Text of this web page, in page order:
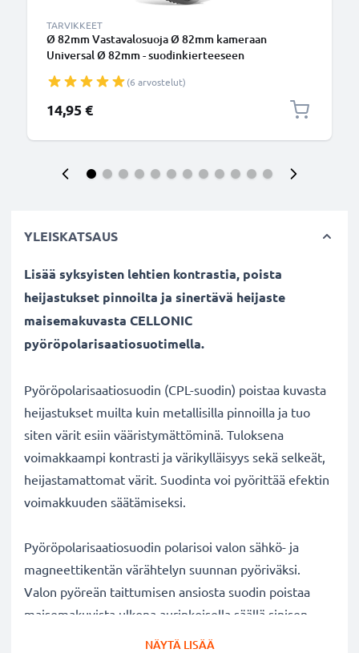
TARVIKKEET
Ø 82mm Vastavalosuoja Ø 82mm kameraan
Universal Ø 82mm - suodinkierteeseen
vastavalosuoja tuotemerkiltä CELLONIC
(6 arvostelut)
14,95 €
YLEISKATSAUS
Lisää syksyisten lehtien kontrastia, poista
heijastukset pinnoilta ja sinertävä heijaste
maisemakuvasta CELLONIC
pyöröpolarisaatiosuotimella.
Pyöröpolarisaatiosuodin (CPL-suodin) poistaa kuvasta
heijastukset muilta kuin metallisilla pinnoilla ja tuo
siten värit esiin vääristymättöminä. Tuloksena
voimakkaampi kontrasti ja värikylläisyys sekä selkeät,
heijastamattomat värit. Suodinta voi pyörittää efektin
voimakkuuden säätämiseksi.
Pyöröpolarisaatiosuodin polarisoi valon sähkö- ja
magneettikentän värähtelyn suunnan pyöriväksi.
Valon pyöreän taittumisen ansiosta suodin poistaa
maisemakuvista ulkona aurinkoisella säällä sinisen
usvan. Lisäksi polarisaatiosuotimella voi kuvata
NÄYTÄ LISÄÄ